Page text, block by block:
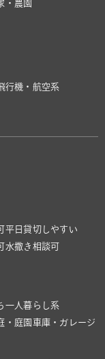
・農園
行機・航空系
平日貸切しやすい
水撒き相談可
一人暮らし系
・庭園 車庫・ガレージ